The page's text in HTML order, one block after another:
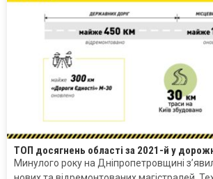
ТОП досягнень області за 2021-й у
Минулого року на Дніпропетровщині